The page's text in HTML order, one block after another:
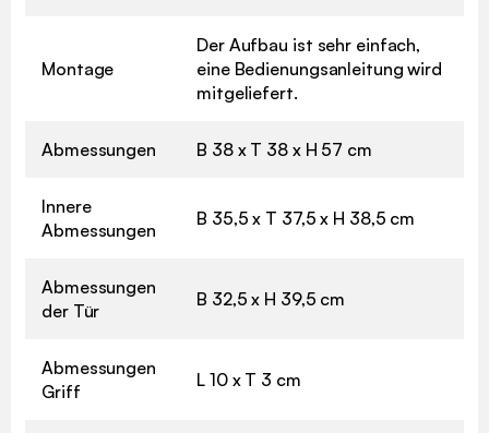
Montage
Der Aufbau ist sehr einfach,
eine Bedienungsanleitung wird
mitgeliefert.
Abmessungen B 38 x T 38 x H 57 cm
Innere
Abmessungen
B 35,5 x T 37,5 x H 38,5 cm
Abmessungen
der Tür
B 32,5 x H 39,5 cm
Abmessungen
Griff
L 10 x T 3 cm